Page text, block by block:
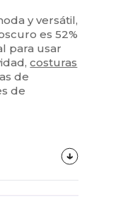
y versátil,
es 52%
para usar
costuras
de
de